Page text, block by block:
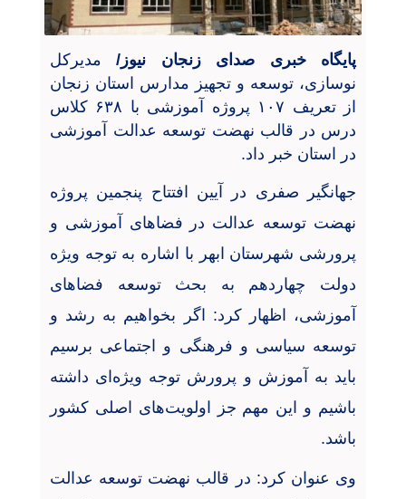
پایگاه خبری صدای زنجان نیوز/مدیرکل
نوسازی، توسعه و تجهیز مدارس استان زنجان
از تعریف ۱۰۷ پروژه آموزشی با ۶۳۸ کلاس
درس در قالب نهضت توسعه عدالت آموزشی
در استان خبر داد.
جهانگیر صفری در آیین افتتاح پنجمین پروژه
نهضت توسعه عدالت در فضاهای آموزشی و
پرورشی شهرستان ابهر با اشاره به توجه ویژه
دولت چهاردهم به بحث توسعه فضاهای
آموزشی، اظهار کرد: اگر بخواهیم به رشد و
توسعه سیاسی و فرهنگی و اجتماعی برسیم
باید به آموزش و پرورش توجه ویژه‌ای داشته
باشیم و این مهم جز اولویت‌های اصلی کشور
باشد.
وی عنوان کرد: در قالب نهضت توسعه عدالت